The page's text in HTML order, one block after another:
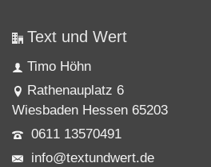
Text und Wert
Timo Höhn
Rathenauplatz 6
Wiesbaden Hessen 65203
0611 13570491
info@textundwert.de